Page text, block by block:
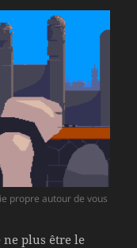
propre autour de vous
ne plus être le